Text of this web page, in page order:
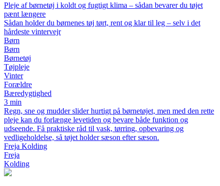
Pleje af børnetøj i koldt og fugtigt klima – sådan bevarer du tøjet
pænt længere
Sådan holder du børnenes tøj tørt, rent og klar til leg – selv i det
hårdeste vintervejr
Børn
Børn
Børnetøj
Tøjpleje
Vinter
Forældre
Bæredygtighed
3 min
Regn, sne og mudder slider hurtigt på børnetøjet, men med den rette
pleje kan du forlænge levetiden og bevare både funktion og
udseende. Få praktiske råd til vask, tørring, opbevaring og
vedligeholdelse, så tøjet holder sæson efter sæson.
Freja Kolding
Freja
Kolding